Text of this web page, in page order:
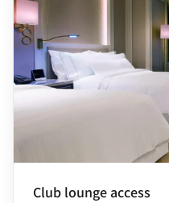
Club lounge access